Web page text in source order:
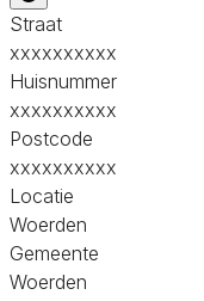
Straat
xxxxxxxxxx
Huisnummer
xxxxxxxxxx
Postcode
xxxxxxxxxx
Locatie
Woerden
Gemeente
Woerden